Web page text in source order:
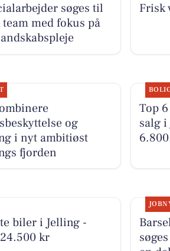
søges til
med fokus på
Frisk
og
i nyt ambitiøst
fjorden
Top
salg
biler i Jelling -
kr